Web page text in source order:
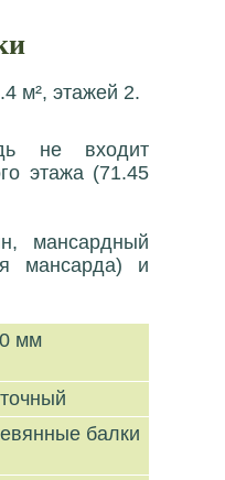
м², этажей 2.
не входит
этажа (71.45
мансардный
мансарда) и
мм
балки